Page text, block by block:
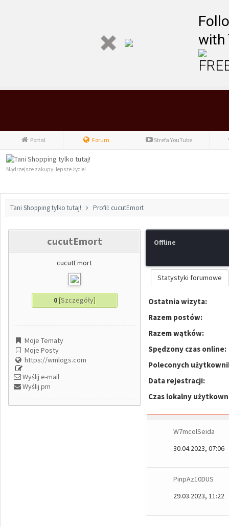
with
Portal Forum Strefa YouTube
Mądrzejsze zakupy, lepsze życie!
Tani Shopping tylko tutaj! Profil: cucutEmort
cucutEmort
cucutEmort
0[Szczegóły]
Moje Tematy
Moje Posty
https://wmlogs.com
Wyślij e-mail
Wyślij pm
Offline
Statystyki forumowe
Ostatnia wizyta:
Razem postów:
Razem wątków:
Spędzony czas online:
Poleconych
Data rejestracji:
Czas lokalny
W7mcolSeida
30.04.2023, 07:06
PinpAz10DUS
29.03.2023, 11:22